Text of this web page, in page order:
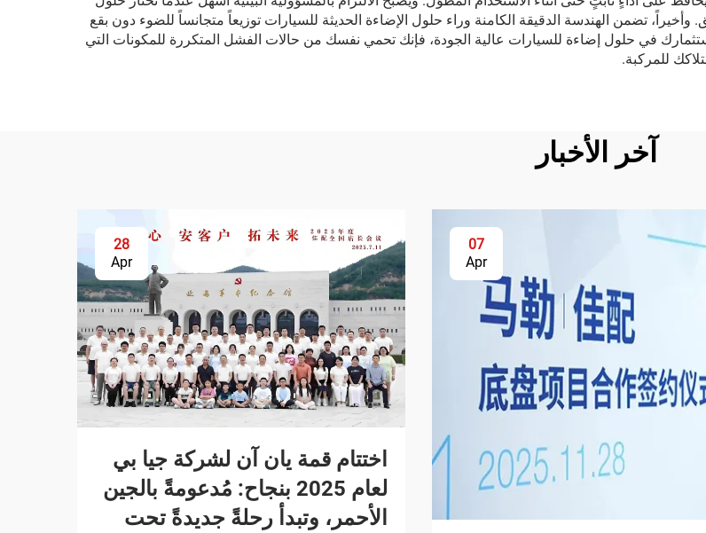
تضمن الهندسة الدقيقة الكامنة وراء حلول الإضاءة الحديثة للسيارات توزيعاً متجانساً للضوء دون بقع
في حلول إضاءة للسيارات عالية الجودة، فإنك تحمي نفسك من حالات الفشل المتكررة للمكونات التي
للمركبة.
آخر الأخبار
07
Apr
28
Apr
اختتام قمة يان آن لشركة جيا بي
لعام 2025 بنجاح: مُدعومةً بالجين
الأحمر، وتبدأ رحلةً جديدةً تحت